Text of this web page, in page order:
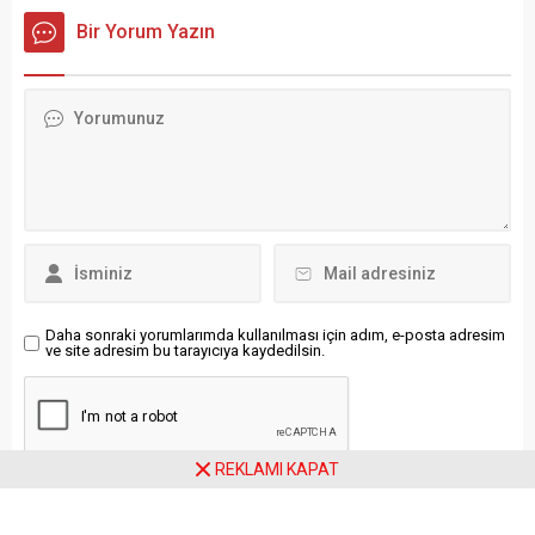
Mart Şehitleri Anma Günü
ve Çanakkale Deniz
Bakanlığı (MEB) tarafından
sahnelenen “Şüheda 1915”
Gazze’deki insani kriz ve
Hamad El Sani
Bir Yorum Yazın
Daha sonraki yorumlarımda kullanılması için adım, e-posta adresim
ve site adresim bu tarayıcıya kaydedilsin.
REKLAMI KAPAT